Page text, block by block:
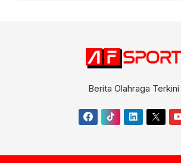
Berita Olahraga Terkini